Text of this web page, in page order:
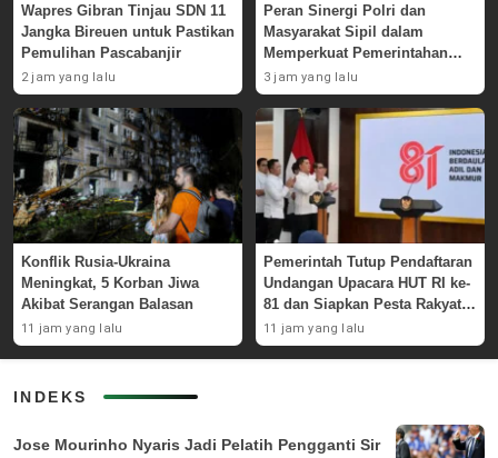
Wapres Gibran Tinjau SDN 11
Jangka Bireuen untuk Pastikan
Pemulihan Pascabanjir
2 jam yang lalu
Peran Sinergi Polri dan
Masyarakat Sipil dalam
Memperkuat Pemerintahan
Prabowo-Gibran
3 jam yang lalu
Konflik Rusia-Ukraina
Meningkat, 5 Korban Jiwa
Akibat Serangan Balasan
11 jam yang lalu
Pemerintah Tutup Pendaftaran
Undangan Upacara HUT RI ke-
81 dan Siapkan Pesta Rakyat
di Monas
11 jam yang lalu
INDEKS
Jose Mourinho Nyaris Jadi Pelatih Pengganti Sir